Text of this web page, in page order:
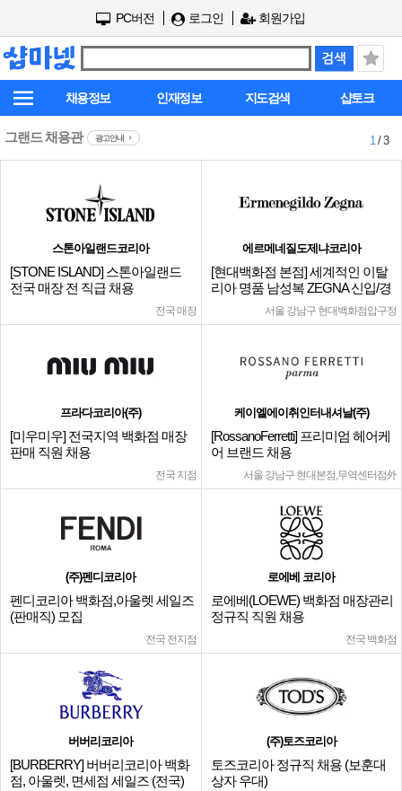
PC버전 로그인 회원가입
채용정보 인재정보 지도검색 샵토크
그랜드 채용관 광고안내 1/ 3
스톤아일랜드코리아
[STONE ISLAND] 스톤아일랜드
전국 매장 전 직급 채용
전국 매장
에르메네질도제냐코리아
[현대백화점 본점] 세계적인 이탈
리아 명품 남성복 ZEGNA 신입/경
서울 강남구 현대백화점압구정
프라다코리아(주)
[미우미우] 전국지역 백화점 매장
판매 직원 채용
전국 지점
케이엘에이취인터내셔날(주)
[RossanoFerretti] 프리미엄 헤어케
어 브랜드 채용
서울 강남구 현대본점,무역센터점外
(주)펜디코리아
펜디코리아 백화점,아울렛 세일즈
(판매직) 모집
전국 전지점
로에베 코리아
로에베(LOEWE) 백화점 매장관리
정규직 직원 채용
전국 백화점
버버리코리아
[BURBERRY] 버버리코리아 백화
점, 아울렛, 면세점 세일즈 (전국)
(주)토즈코리아
토즈코리아 정규직 채용 (보훈대
상자 우대)